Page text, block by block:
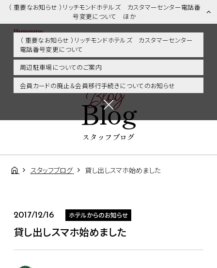
（ 重要なお知らせ ）リッチモンドホテルズ カスタマーセンター電話番
号変更について ほか
（ 重要なお知らせ ）リッチモンドホテルズ カスタマーセンター
電話番号変更について
周辺駐車場についてのご案内
会員カードの廃止＆会員移行手続きについてのお知らせ
スタッフブログ | 浜松市内・掛川・静岡エリアに好アクセス！リッチモ
ンドホテル浜松
Blog
Blog
スタッフブログ
スタッフブログ 貸し出しスマホ始めました
2017/12/16 ホテルからのお知らせ
貸し出しスマホ始めました